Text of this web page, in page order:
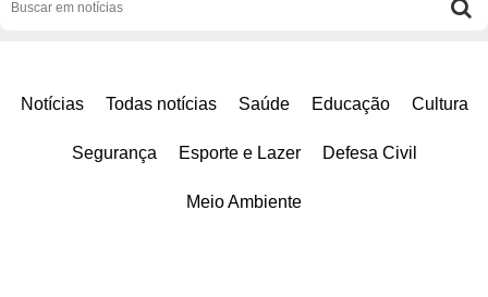
Notícias Todas notícias Saúde Educação Cultura
Segurança Esporte e Lazer Defesa Civil
Meio Ambiente